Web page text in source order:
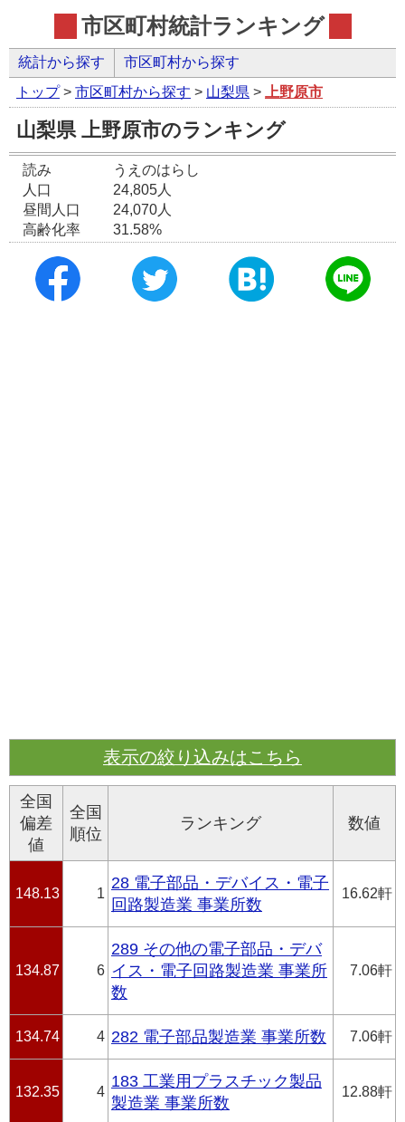
市区町村統計ランキング
統計から探す 市区町村から探す
トップ> 市区町村から探す > 山梨県 > 上野原市
山梨県 上野原市のランキング
読み
うえのはらし
人口
24,805人
昼間人口
24,070人
高齢化率
31.58%
表示の絞り込みはこちら
全国
偏差
値
全国
順位
ランキング 数値
148.13 1
28 電子部品・デバイス・電子
回路製造業 事業所数
16.62軒
134.87 6
289 その他の電子部品・デバ
イス・電子回路製造業 事業所
数
7.06軒
134.74 4 282 電子部品製造業 事業所数 7.06軒
132.35 4
183 工業用プラスチック製品
製造業 事業所数
12.88軒